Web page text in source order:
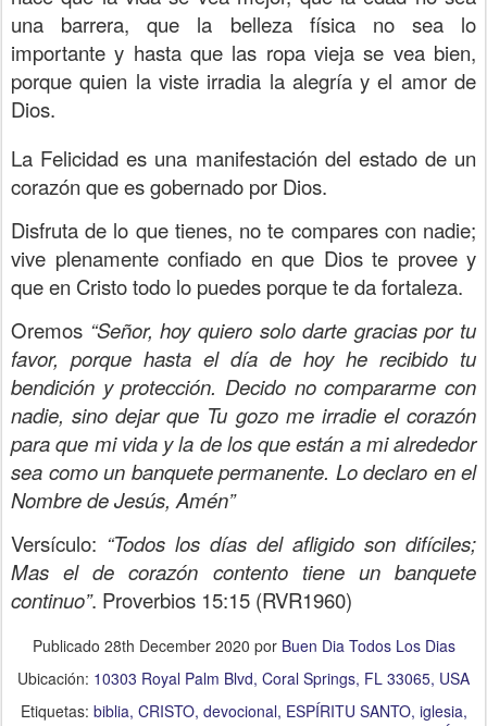
una barrera, que la belleza física no sea lo
importante y hasta que las ropa vieja se vea bien,
porque quien la viste irradia la alegría y el amor de
Dios.
La Felicidad es una manifestación del estado de un
corazón que es gobernado por Dios.
Disfruta de lo que tienes, no te compares con nadie;
vive plenamente confiado en que Dios te provee y
que en Cristo todo lo puedes porque te da fortaleza.
Oremos “Señor, hoy quiero solo darte gracias por tu
favor, porque hasta el día de hoy he recibido tu
bendición y protección. Decido no compararme con
nadie, sino dejar que Tu gozo me irradie el corazón
para que mi vida y la de los que están a mi alrededor
sea como un banquete permanente. Lo declaro en el
Nombre de Jesús, Amén”
Versículo: “Todos los días del afligido son difíciles;
Mas el de corazón contento tiene un banquete
continuo”. Proverbios 15:15 (RVR1960)
Publicado 28th December 2020 por Buen Dia Todos Los Dias
Ubicación: 10303 Royal Palm Blvd, Coral Springs, FL 33065, USA
Etiquetas: biblia CRISTO devocional ESPÍRITU SANTO iglesia